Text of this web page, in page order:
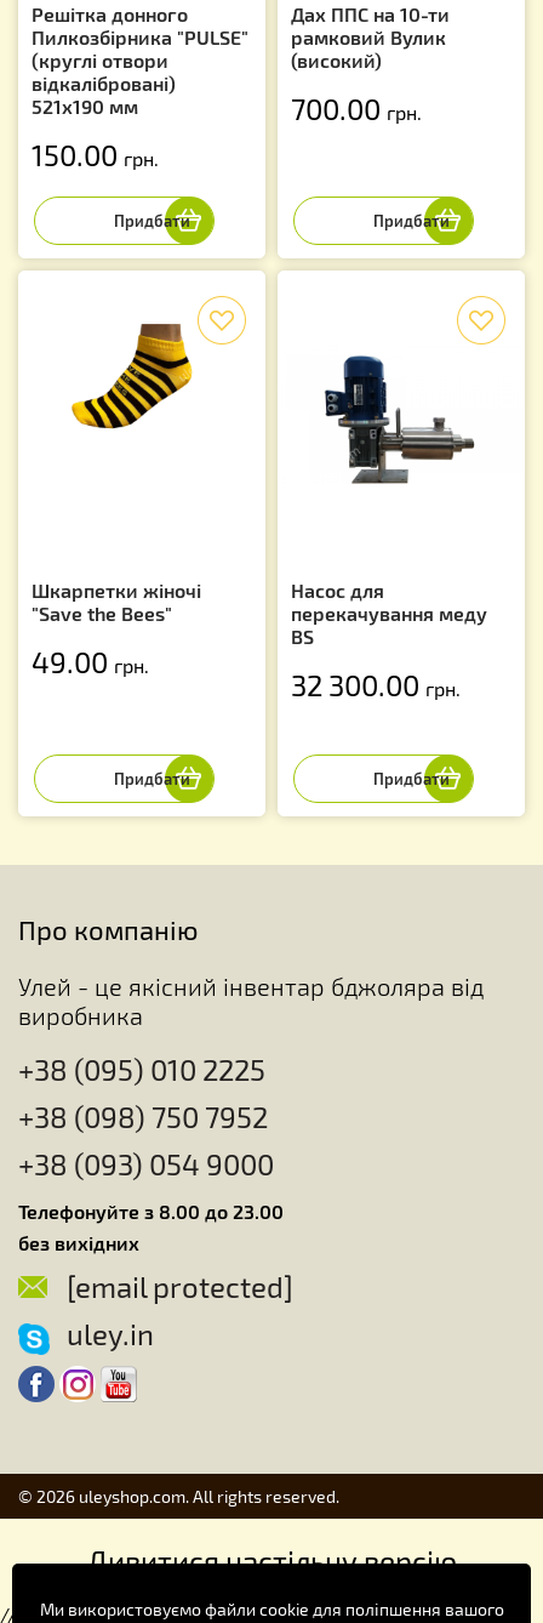
Решітка донного
Пилкозбірника "PULSE"
(круглі отвори
відкалібровані)
521х190 мм
150.00 грн.
Дах ППС на 10-ти
рамковий Вулик
(високий)
700.00 грн.
Шкарпетки жіночі
"Save the Bees"
49.00 грн.
Насос для
перекачування меду
BS
32 300.00 грн.
Про компанію
Улей - це якісний інвентар бджоляра від
виробника
+38 (095) 010 2225
+38 (098) 750 7952
+38 (093) 054 9000
Телефонуйте з 8.00 до 23.00
без вихідних
[email protected]
uley.in
© 2026 uleyshop.com. All rights reserved.
Ми використовуємо файли cookie для поліпшення вашого
Дивитися настільну версію
//